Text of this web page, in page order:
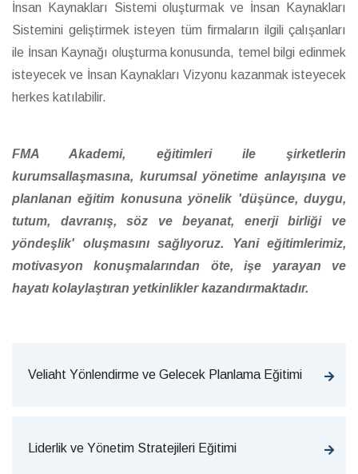
İnsan Kaynakları Sistemi oluşturmak ve İnsan Kaynakları
Sistemini geliştirmek isteyen tüm firmaların ilgili çalışanları
ile İnsan Kaynağı oluşturma konusunda, temel bilgi edinmek
isteyecek ve İnsan Kaynakları Vizyonu kazanmak isteyecek
herkes katılabilir.
FMA Akademi, eğitimleri ile şirketlerin
kurumsallaşmasına, kurumsal yönetime anlayışına ve
planlanan eğitim konusuna yönelik 'düşünce, duygu,
tutum, davranış, söz ve beyanat, enerji birliği ve
yöndeşlik' oluşmasını sağlıyoruz. Yani eğitimlerimiz,
motivasyon konuşmalarından öte, işe yarayan ve
hayatı kolaylaştıran yetkinlikler kazandırmaktadır.
Veliaht Yönlendirme ve Gelecek Planlama Eğitimi
Liderlik ve Yönetim Stratejileri Eğitimi